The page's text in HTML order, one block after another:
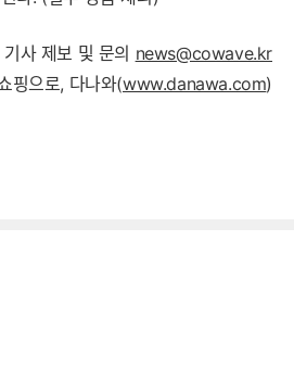
기사 제보 및 문의 news@cowave.kr
핑으로, 다나와(www.danawa.com)